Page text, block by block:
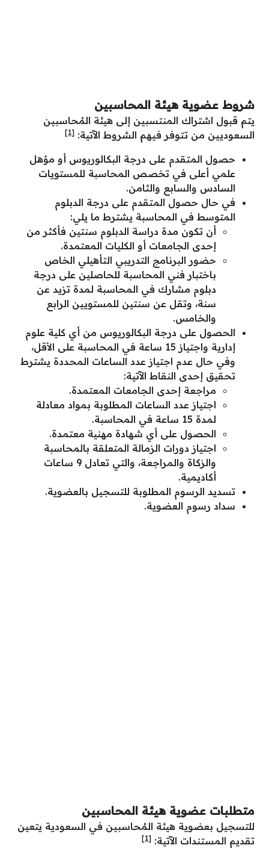
شروط عضوية هيئة المحاسبين
يتم قبول اشتراك المنتسبين إلى هيئة المُحاسبين
السعوديين من تتوفر فيهم الشروط الآتية: [1]
حصول المتقدم على درجة البكالوريوس أو مؤهل
علمي أعلى في تخصص المحاسبة للمستويات
السادس والسابع والثامن.
في حال حصول المتقدم على درجة الدبلوم
المتوسط في المحاسبة يشترط ما يلي:
أن تكون مدة دراسة الدبلوم سنتين فأكثر من
إحدى الجامعات أو الكليات المعتمدة.
حضور البرنامج التدريبي التأهيلي الخاص
باختبار فني المحاسبة للحاصلين على درجة
دبلوم مشارك في المحاسبة لمدة تزيد عن
سنة، وتقل عن سنتين للمستويين الرابع
والخامس.
الحصول على درجة البكالوريوس من أي كلية علوم
إدارية واجتياز 15 ساعة في المحاسبة على الأقل،
وفي حال عدم اجتياز عدد الساعات المحددة يشترط
تحقيق إحدى النقاط الآتية:
مراجعة إحدى الجامعات المعتمدة.
اجتياز عدد الساعات المطلوبة بمواد معادلة
لمدة 15 ساعة في المحاسبة.
الحصول على أي شهادة مهنية معتمدة.
اجتياز دورات الزمالة المتعلقة بالمحاسبة
والزكاة والمراجعة، والتي تعادل 9 ساعات
أكاديمية.
تسديد الرسوم المطلوبة للتسجيل بالعضوية.
سداد رسوم العضوية.
متطلبات عضوية هيئة المحاسبين
للتسجيل بعضوية هيئة المُحاسبين في السعودية يتعين
تقديم المستندات الآتية: [1]